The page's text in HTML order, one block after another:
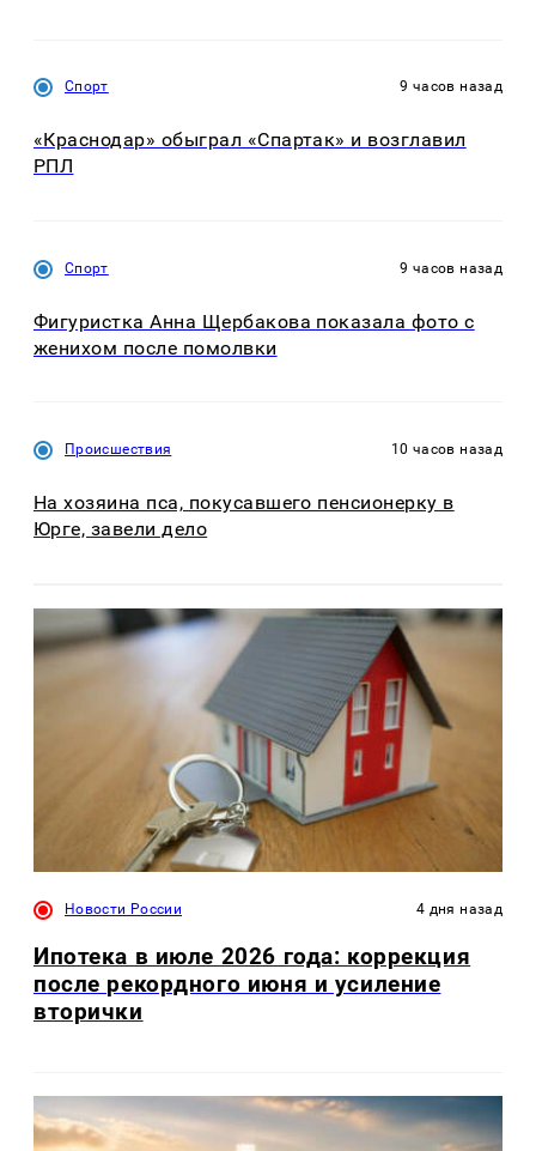
Спорт 9 часов назад
«Краснодар» обыграл «Спартак» и возглавил
РПЛ
Спорт 9 часов назад
Фигуристка Анна Щербакова показала фото с
женихом после помолвки
Происшествия 10 часов назад
На хозяина пса, покусавшего пенсионерку в
Юрге, завели дело
Новости России 4 дня назад
Ипотека в июле 2026 года: коррекция
после рекордного июня и усиление
вторички